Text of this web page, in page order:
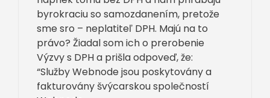
byrokraciu so samozdanením, pretože
sme sro – neplatiteľ DPH. Majú na to
právo? Žiadal som ich o prerobenie
Výzvy s DPH a prišla odpoveď, že:
“Služby Webnode jsou poskytovány a
fakturovány švýcarskou společností